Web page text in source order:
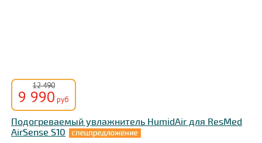
12 490
9 990 руб
Подогреваемый увлажнитель HumidAir для ResMed
AirSense S10